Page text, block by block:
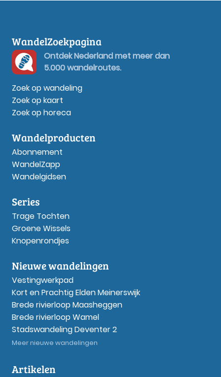
WandelZoekpagina
Ontdek Nederland met meer dan
5.000 wandelroutes.
Zoek op wandeling
Zoek op kaart
Zoek op horeca
Wandelproducten
Abonnement
WandelZapp
Wandelgidsen
Series
Trage Tochten
Groene Wissels
Knopenrondjes
Nieuwe wandelingen
Vestingwerkpad
Kort en Prachtig Elden Meinerswijk
Brede rivierloop Maasheggen
Brede rivierloop Wamel
Stadswandeling Deventer 2
Meer nieuwe wandelingen
Artikelen